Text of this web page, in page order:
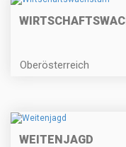
Oberösterreich
WEITENJAGD